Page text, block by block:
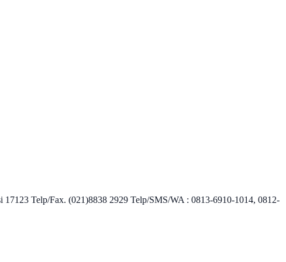
Telp/Fax. (021)8838 2929 Telp/SMS/WA : 0813-6910-1014, 0812-